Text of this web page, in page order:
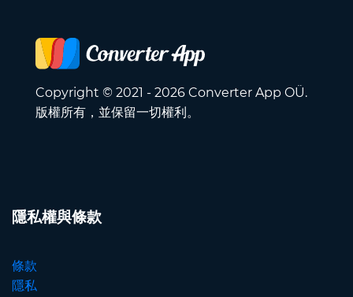
Copyright © 2021 - 2026 Converter App OÜ.
版權所有，並保留一切權利。
隱私權與條款
條款
隱私